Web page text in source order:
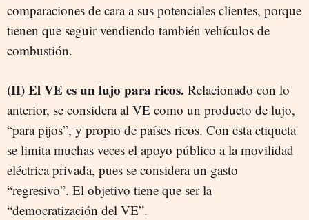
comparaciones de cara a sus potenciales clientes, porque
tienen que seguir vendiendo también vehículos de
combustión.
(II) El VE es un lujo para ricos. Relacionado con lo
anterior, se considera al VE como un producto de lujo,
“para pijos”, y propio de países ricos. Con esta etiqueta
se limita muchas veces el apoyo público a la movilidad
eléctrica privada, pues se considera un gasto
“regresivo”. El objetivo tiene que ser la
“democratización del VE”.